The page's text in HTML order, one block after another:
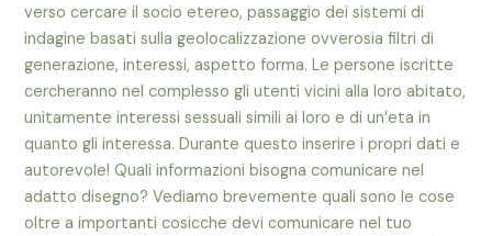
verso cercare il socio etereo, passaggio dei sistemi di
indagine basati sulla geolocalizzazione ovverosia filtri di
generazione, interessi, aspetto forma. Le persone iscritte
cercheranno nel complesso gli utenti vicini alla loro abitato,
unitamente interessi sessuali simili ai loro e di un’eta in
quanto gli interessa. Durante questo inserire i propri dati e
autorevole! Quali informazioni bisogna comunicare nel
adatto disegno? Vediamo brevemente quali sono le cose
oltre a importanti cosicche devi comunicare nel tuo